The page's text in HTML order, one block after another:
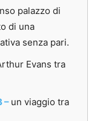
palazzo di
di una
senza pari.
Evans tra
– un viaggio tra